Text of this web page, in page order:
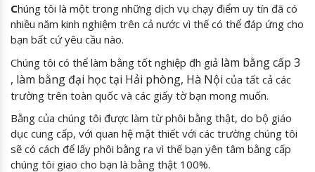
Chúng tôi là một trong những dịch vụ chạy điểm uy tín đã có
nhiều năm kinh nghiệm trên cả nước vì thế có thể đáp ứng cho
bạn bất cứ yêu cầu nào.
Chúng tôi có thể làm bằng tốt nghiệp đh giả làm bằng cấp 3
, làm bằng đại học tại Hải phòng, Hà Nội của tất cả các
trường trên toàn quốc và các giấy tờ bạn mong muốn.
Bằng của chúng tôi được làm từ phôi bằng thật, do bộ giáo
dục cung cấp, với quan hệ mật thiết với các trường chúng tôi
sẽ có cách để lấy phôi bằng ra vì thế bạn yên tâm bằng cấp
chúng tôi giao cho bạn là bằng thật 100%.